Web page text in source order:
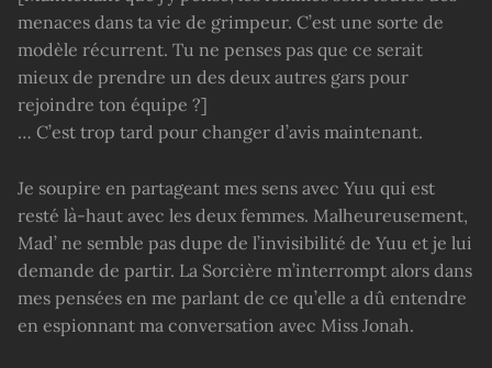
menaces dans ta vie de grimpeur. C’est une sorte de
modèle récurrent. Tu ne penses pas que ce serait
mieux de prendre un des deux autres gars pour
rejoindre ton équipe ?]
… C’est trop tard pour changer d’avis maintenant.
Je soupire en partageant mes sens avec Yuu qui est
resté là-haut avec les deux femmes. Malheureusement,
Mad’ ne semble pas dupe de l’invisibilité de Yuu et je lui
demande de partir. La Sorcière m’interrompt alors dans
mes pensées en me parlant de ce qu’elle a dû entendre
en espionnant ma conversation avec Miss Jonah.